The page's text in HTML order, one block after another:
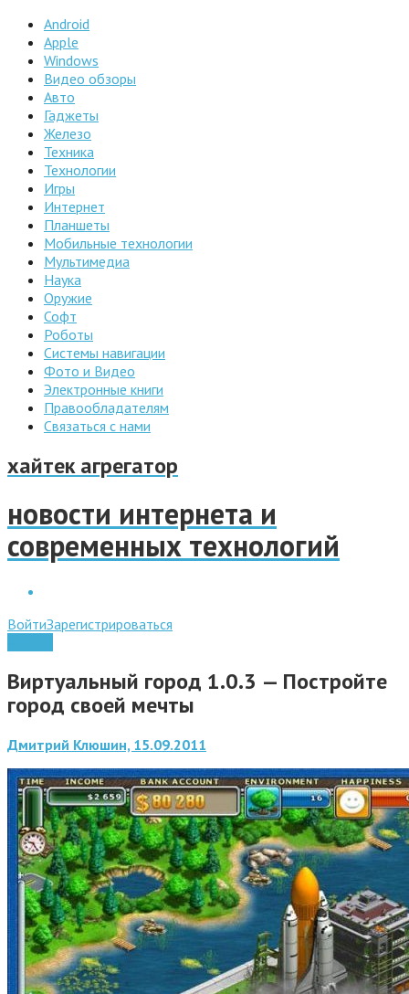
Android
Apple
Windows
Видео обзоры
Авто
Гаджеты
Железо
Техника
Технологии
Игры
Интернет
Планшеты
Мобильные технологии
Мультимедиа
Наука
Оружие
Софт
Роботы
Системы навигации
Фото и Видео
Электронные книги
Правообладателям
Связаться с нами
хайтек агрегатор
новости интернета и
современных технологий
ВойтиЗарегистрироваться
Виртуальный город 1.0.3 — Постройте
город своей мечты
Дмитрий Клюшин, 15.09.2011